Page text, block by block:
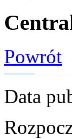
Powrót
Data